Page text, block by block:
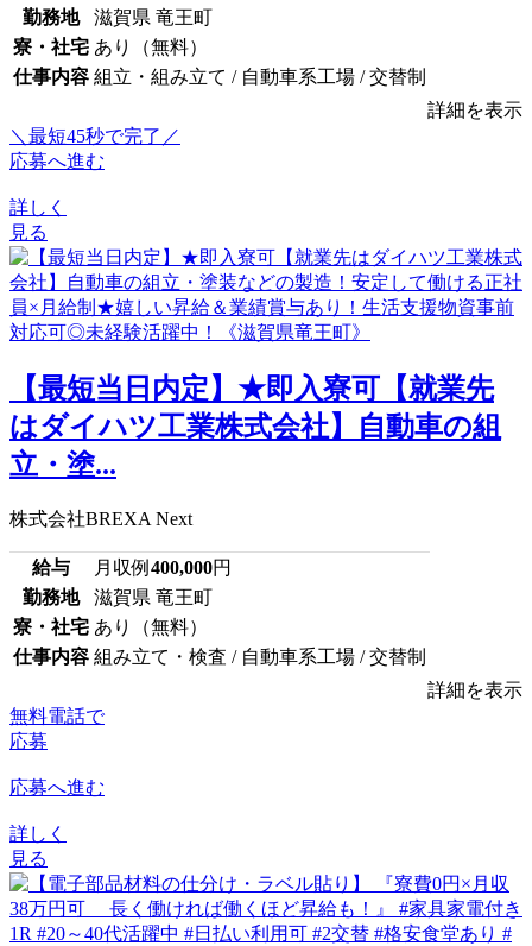
勤務地
滋賀県 竜王町
寮・社宅 あり（無料）
仕事内容 組立・組み立て / 自動車系工場 / 交替制
詳細を表示
＼最短45秒で完了／
応募へ進む
詳しく
見る
【最短当日内定】★即入寮可【就業先
はダイハツ工業株式会社】自動車の組
立・塗...
株式会社BREXA Next
給与 月収例 400,000円
勤務地
滋賀県 竜王町
寮・社宅 あり（無料）
仕事内容 組み立て・検査 / 自動車系工場 / 交替制
詳細を表示
無料電話で
応募
応募へ進む
詳しく
見る